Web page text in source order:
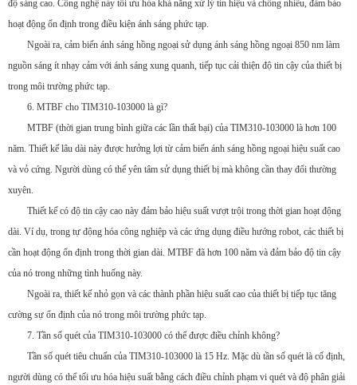
độ sáng cao. Công nghệ này tối ưu hóa khả năng xử lý tín hiệu và chống nhiễu, đảm bảo
hoạt động ổn định trong điều kiện ánh sáng phức tạp.
Ngoài ra, cảm biến ánh sáng hồng ngoại sử dụng ánh sáng hồng ngoại 850 nm làm
nguồn sáng ít nhạy cảm với ánh sáng xung quanh, tiếp tục cải thiện độ tin cậy của thiết bị
trong môi trường phức tạp.
6. MTBF cho TIM310-103000 là gì?
MTBF (thời gian trung bình giữa các lần thất bại) của TIM310-103000 là hơn 100
năm. Thiết kế lâu dài này được hưởng lợi từ cảm biến ánh sáng hồng ngoại hiệu suất cao
và vỏ cứng. Người dùng có thể yên tâm sử dụng thiết bị mà không cần thay đổi thường
xuyên.
Thiết kế có độ tin cậy cao này đảm bảo hiệu suất vượt trội trong thời gian hoạt động
dài. Ví dụ, trong tự động hóa công nghiệp và các ứng dụng điều hướng robot, các thiết bị
cần hoạt động ổn định trong thời gian dài. MTBF đã hơn 100 năm và đảm bảo độ tin cậy
của nó trong những tình huống này.
Ngoài ra, thiết kế nhỏ gọn và các thành phần hiệu suất cao của thiết bị tiếp tục tăng
cường sự ổn định của nó trong môi trường phức tạp.
7. Tần số quét của TIM310-103000 có thể được điều chỉnh không?
Tần số quét tiêu chuẩn của TIM310-103000 là 15 Hz. Mặc dù tần số quét là cố định,
người dùng có thể tối ưu hóa hiệu suất bằng cách điều chỉnh phạm vi quét và độ phân giải